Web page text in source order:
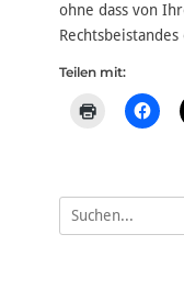
ohne dass von
Teilen mit:
Suche
nach: